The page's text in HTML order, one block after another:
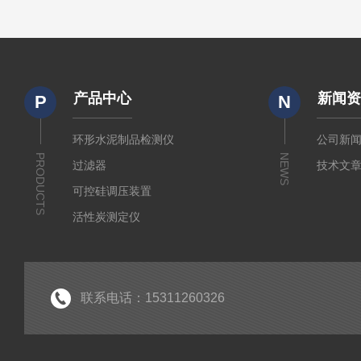
P
PRODUCTS
产品中心
环形水泥制品检测仪
过滤器
可控硅调压装置
活性炭测定仪
N
NEWS
新闻
公司新
技术文
联系电话：15311260326